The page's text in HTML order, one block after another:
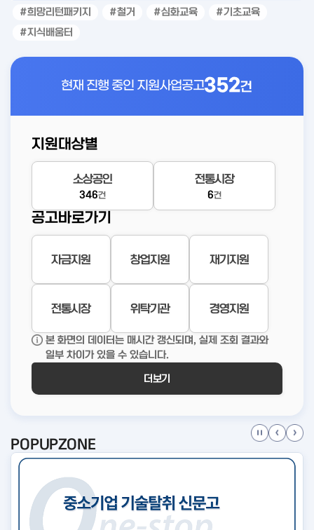
희망리턴패키지 철거 심화교육
기초교육
지식배움터
현재 진행 중인 지원사업공고352건
지원대상별
소상공인
346건
전통시장
6건
공고바로가기
자금지원 창업지원 재기지원
전통시장 위탁기관 경영지원
본 화면의 데이터는 매시간 갱신되며, 실제 조회 결과와
일부 차이가 있을 수 있습니다.
더보기
POPUPZONE